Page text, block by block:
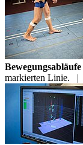
Bewegungsabläufe
markierten Linie. |